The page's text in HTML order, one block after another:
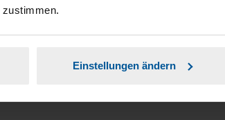
zustimmen.
Einstellungen ändern